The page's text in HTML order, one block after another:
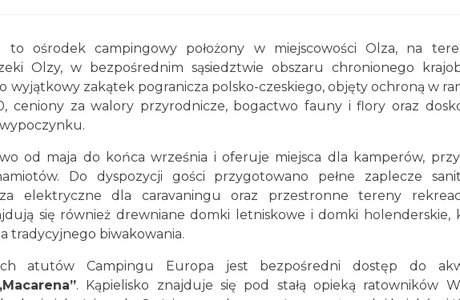
to ośrodek campingowy położony w miejscowości Olza, na
Olzy, w bezpośrednim sąsiedztwie obszaru chronionego
wyjątkowy zakątek pogranicza polsko-czeskiego, objęty ochroną w
ceniony za walory przyrodnicze, bogactwo fauny i flory oraz
od maja do końca września i oferuje miejsca dla kamperów,
Do dyspozycji gości przygotowano pełne zaplecze
elektryczne dla caravaningu oraz przestronne tereny
się również drewniane domki letniskowe i domki holenderskie,
tradycyjnego biwakowania.
atutów Campingu Europa jest bezpośredni dostęp do
. Kąpielisko znajduje się pod stałą opieką ratowników